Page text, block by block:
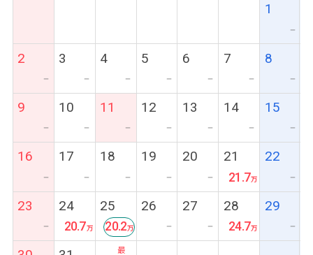
1
ー
2
ー
3
ー
4
ー
5
ー
6
ー
7
ー
8
ー
9
ー
10
ー
11
ー
12
ー
13
ー
14
ー
15
ー
16
ー
17
ー
18
ー
19
ー
20
ー
21
21.7
22
ー
23
ー
24
20.7
25
最
20.2
26
ー
27
ー
28
24.7
29
ー